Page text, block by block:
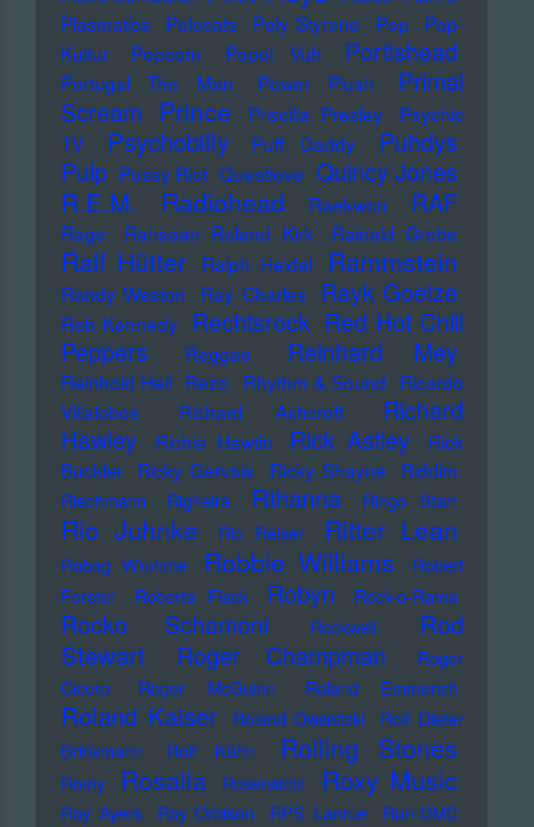
Plasmatics
Polecats Poly Styrene Pop
Pop-
Kultur
Popcorn Popol Vuh Portishead
Portugal The Man Power Plush
Primal
Scream
Prince Priscilla Presley
Psychic
TV
Psychobilly Puff Daddy
Puhdys
Pulp Pussy Riot Questlove Quincy Jones
R.E.M. Radiohead Raekwon RAF
Rage Rahsaan Roland Kirk Rainald Grebe
Ralf Hütter Ralph Heidel Rammstein
Randy Weston Ray Charles Rayk Goetze
Reb Kennedy Rechtsrock Red Hot Chili
Peppers
Reggae Reinhard Mey
Reinhold Heil Rezo Rhythm & Sound Ricardo
Villalobos
Richard Ashcroft
Richard
Hawley
Richie Hawtin Rick Astley
Rick
Buckler
Ricky Gervais Ricky Shayne Riddim
Riechmann Righeira Rihanna Ringo Starr
Rio Juhnke Rio Reiser Ritter Lean
Robag Wruhme Robbie Williams
Robert
Forster
Roberta Flack Robyn Rock-o-Rama
Rocko Schamoni Rockwell
Rod
Stewart
Roger Champman
Roger
Cicero
Roger McGuinn Roland Emmerich
Roland Kaiser Roland Owsnitzki
Rolf Dieter
Brinkmann
Rolf Kühn Rolling Stones
Romy Rosalia Rosenstolz Roxy Music
Roy Ayers Roy Orbison RPS Lanrue
Run-DMC